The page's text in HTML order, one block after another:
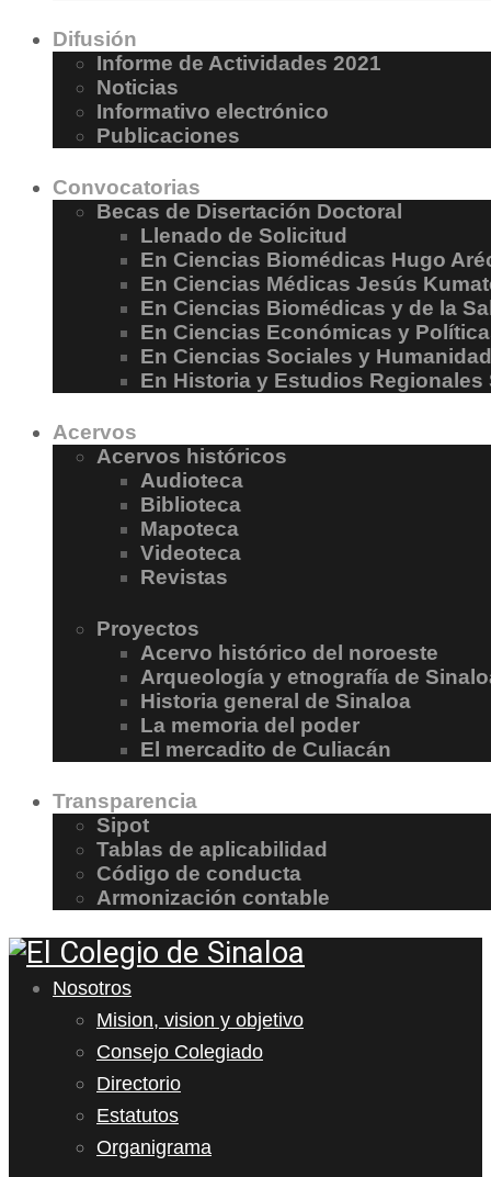
Difusión
Informe de Actividades 2021
Noticias
Informativo electrónico
Publicaciones
Convocatorias
Becas de Disertación Doctoral
Llenado de Solicitud
En Ciencias Biomédicas Hugo
En Ciencias Médicas Jesús
En Ciencias Biomédicas y de la
En Ciencias Económicas y
En Ciencias Sociales y
En Historia y Estudios Regionales
Acervos
Acervos históricos
Audioteca
Biblioteca
Mapoteca
Videoteca
Revistas
Proyectos
Acervo histórico del noroeste
Arqueología y etnografía de
Historia general de Sinaloa
La memoria del poder
El mercadito de Culiacán
Transparencia
Sipot
Tablas de aplicabilidad
Código de conducta
Armonización contable
Nosotros
Mision, vision y objetivo
Consejo Colegiado
Directorio
Estatutos
Organigrama